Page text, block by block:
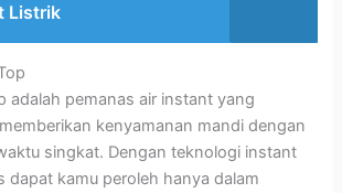
Listrik
adalah pemanas air instant yang
kenyamanan mandi dengan
singkat. Dengan teknologi instant
dapat kamu peroleh hanya dalam